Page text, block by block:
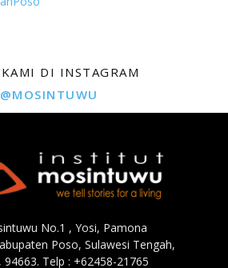
DI INSTAGRAM
@MOSINTUWU
No.1 , Yosi, Pamona
Poso, Sulawesi Tengah,
94663. Telp : +62458-21765